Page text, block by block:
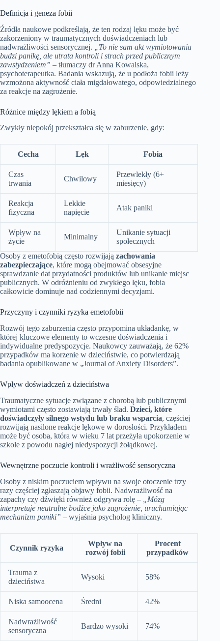
Definicja i geneza fobii
Źródła naukowe podkreślają, że ten rodzaj lęku może być
zakorzeniony w traumatycznych doświadczeniach lub
nadwrażliwości sensorycznej.
„To nie sam akt wymiotowania
budzi panikę, ale utrata kontroli i strach przed publicznym
zawstydzeniem” – tłumaczy dr Anna Kowalska,
psychoterapeutka. Badania wskazują, że u podłoża fobii leży
wzmożona aktywność ciała migdałowatego, odpowiedzialnego
za reakcje na zagrożenie.
Różnice między lękiem a fobią
Zwykły niepokój przekształca się w zaburzenie, gdy:
Cecha Lęk Fobia
Czas
trwania
Chwilowy
Przewlekły (6+
miesięcy)
Reakcja
fizyczna
Lekkie
napięcie
Atak paniki
Wpływ na
życie
Minimalny
Unikanie sytuacji
społecznych
Osoby z emetofobią często rozwijają zachowania
zabezpieczające, które mogą obejmować obsesyjne
sprawdzanie dat przydatności produktów lub unikanie miejsc
publicznych. W odróżnieniu od zwykłego lęku, fobia
całkowicie dominuje nad codziennymi decyzjami.
Przyczyny i czynniki ryzyka emetofobii
Rozwój tego zaburzenia często przypomina układankę, w
której kluczowe elementy to wczesne doświadczenia i
indywidualne predyspozycje. Naukowcy zauważają, że 62%
przypadków ma korzenie w dzieciństwie, co potwierdzają
badania opublikowane w „Journal of Anxiety Disorders”.
Wpływ doświadczeń z dzieciństwa
Traumatyczne sytuacje związane z chorobą lub publicznymi
wymiotami często zostawiają trwały ślad. Dzieci, które
doświadczyły silnego wstydu lub braku wsparcia, częściej
rozwijają nasilone reakcje lękowe w dorosłości. Przykładem
może być osoba, która w wieku 7 lat przeżyła upokorzenie w
szkole z powodu nagłej niedyspozycji żołądkowej.
Wewnętrzne poczucie kontroli i wrażliwość sensoryczna
Osoby z niskim poczuciem wpływu na swoje otoczenie trzy
razy częściej zgłaszają objawy fobii. Nadwrażliwość na
zapachy czy dźwięki również odgrywa rolę –
„Mózg
interpretuje neutralne bodźce jako zagrożenie, uruchamiając
mechanizm paniki” – wyjaśnia psycholog kliniczny.
Czynnik ryzyka
Wpływ na
rozwój fobii
Procent
przypadków
Trauma z
dzieciństwa
Wysoki 58%
Niska samoocena Średni 42%
Nadwrażliwość
sensoryczna
Bardzo wysoki 74%